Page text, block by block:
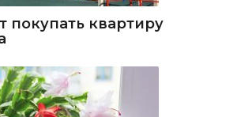
покупать квартиру